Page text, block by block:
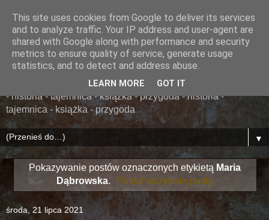
......... ZAPOMNIANA
BIBLIOTEKA ........
książka - przygoda - historia - tajemnica - książka - przygoda
- historia - tajemnica - książka - przygoda - historia -
tajemnica - książka - przygoda
▼
Pokazywanie postów oznaczonych etykietą Maria
Dąbrowska. Pokaż wszystkie posty
środa, 21 lipca 2021
This site uses cookies from Google to deliver its services
and to analyze traffic. Your IP address and user-agent are
shared with Google along with performance and security
metrics to ensure quality of service, generate usage
statistics, and to detect and address abuse.
LEARN MORE GOT IT